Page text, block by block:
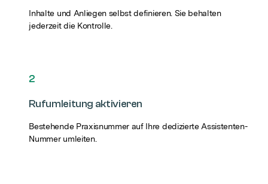
Inhalte und Anliegen selbst definieren. Sie behalten
jederzeit die Kontrolle.
2
Rufumleitung aktivieren
Bestehende Praxisnummer auf Ihre dedizierte Assistenten-
Nummer umleiten.